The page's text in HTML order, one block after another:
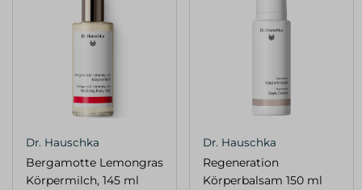
Dr. Hauschka
Bergamotte Lemongras
Körpermilch, 145 ml
Dr. Hauschka
Regeneration
Körperbalsam 150 ml